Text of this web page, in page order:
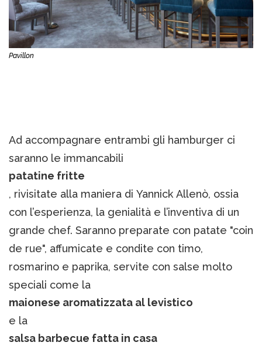
Pavillon
Ad accompagnare entrambi gli hamburger ci
saranno le immancabili
patatine fritte
, rivisitate alla maniera di Yannick Allenò, ossia
con l’esperienza, la genialità e l’inventiva di un
grande chef. Saranno preparate con patate "coin
de rue", affumicate e condite con timo,
rosmarino e paprika, servite con salse molto
speciali come la
maionese aromatizzata al levistico
e la
salsa barbecue fatta in casa